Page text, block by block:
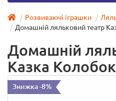
Розвиваючі іграшки
Домашній ляльковий театр
Домашній
Казка
Знижка -8%